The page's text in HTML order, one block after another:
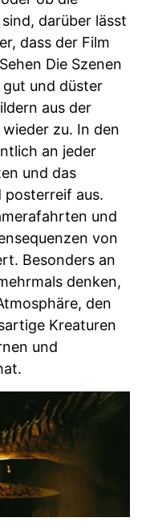
darüber lässt
dass der Film
Die Szenen
gut und düster
aus der
wieder zu. In den
an jeder
und das
aus.
und
von
Besonders an
denken,
den
Kreaturen
und